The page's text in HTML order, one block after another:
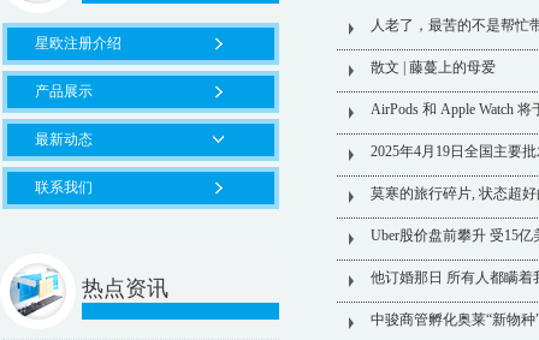
星欧注册介绍
产品展示
最新动态
联系我们
热点资讯
人老了，最苦的不是帮忙
散文 | 藤蔓上的母爱
AirPods 和 Apple Watch
2025年4月19日全国主要
莫寒的旅行碎片, 状态超
Uber股价盘前攀升 受15
他订婚那日 所有人都瞒
中骏商管孵化奥莱“新物